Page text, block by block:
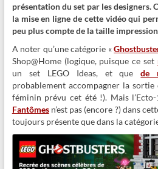
présentation du set par les designers.
la mise en ligne de cette vidéo qui
peu plus compte de la taille
A noter qu’une catégorie «
Shop@Home (logique, puisque ce set
un set LEGO Ideas, et quede
probablement accompagner la
féminin prévu cet été !). Mais
Fantômesn’est pas (encore ?) dans
toujours présente que dans la